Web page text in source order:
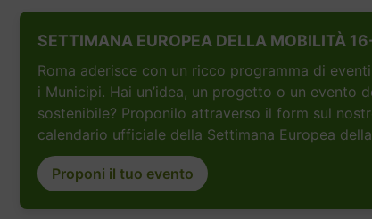
SETTIMANA EUROPEA DELLA MOBILITÀ
Roma aderisce con un ricco programma di
i Municipi. Hai un’idea, un progetto o un evento
sostenibile? Proponilo attraverso il form sul
calendario ufficiale della Settimana Europea
Proponi il tuo evento